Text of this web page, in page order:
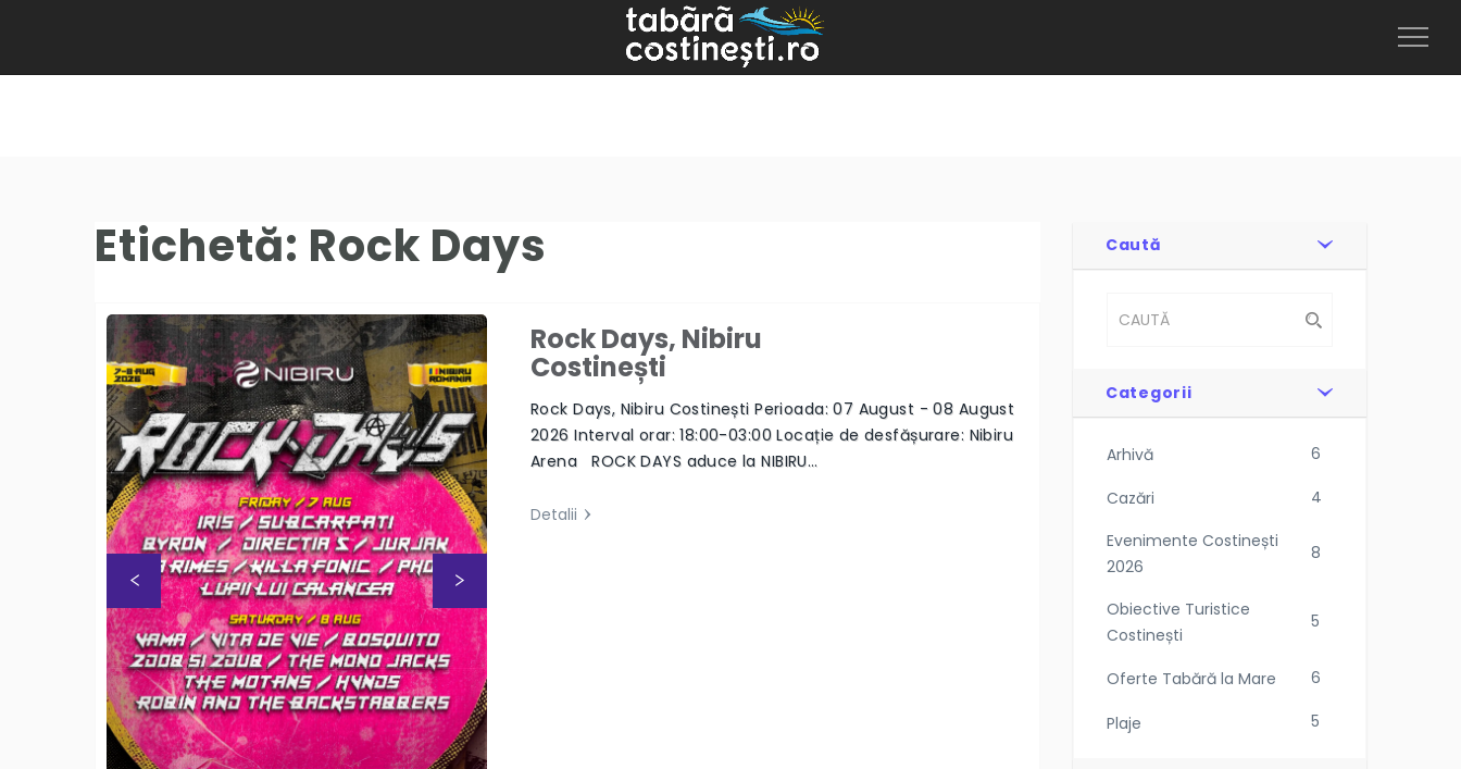
Toggle
Etichetă: Rock Days
Next
Rock Days, Nibiru
Costinești
Rock Days, Nibiru Costinești Perioada: 07 August - 08 August
2026 Interval orar: 18:00-03:00 Locație de desfășurare: Nibiru
Arena ROCK DAYS aduce la NIBIRU…
Detalii
Caută
Categorii
Arhivă 6
Cazări 4
Evenimente Costinești
2026
8
Obiective Turistice
Costinești
5
Oferte Tabără la Mare 6
Plaje 5